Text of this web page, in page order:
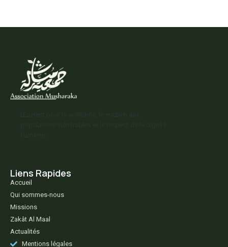
Liens Rapides
Accueil
Qui sommes-nous
Missions
Zakât Al Maal
Actualités
Mentions légales